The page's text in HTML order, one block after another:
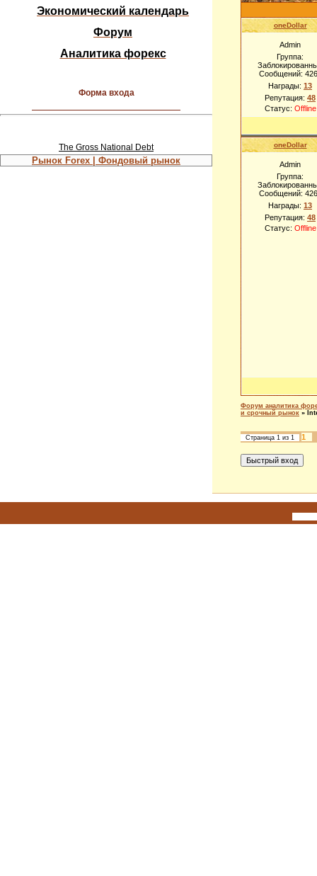
Экономический календарь
Форум
Аналитика форекс
Форма входа
The Gross National Debt
Рынок Forex | Фондовый рынок
oneDollar
Admin
Группа:
Сообщений:
Награды: 13
Репутация: 48
Статус: Offline
oneDollar
Admin
Группа:
Сообщений:
Награды: 13
Репутация: 48
Статус: Offline
Форум аналитика
и срочный рынок »
Страница 1 из 1 1